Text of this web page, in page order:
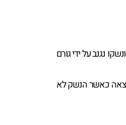
ובהפרדה ל- 3 חלקים, חייל אשר ביצע זאת ונשקו נגנב על ידי גורם
כאשר הנשק לא